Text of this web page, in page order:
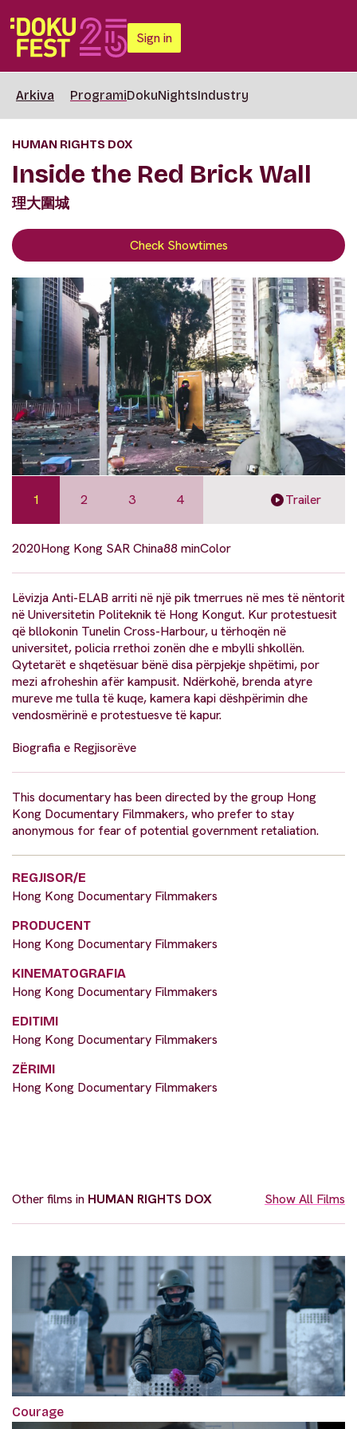
Sign in
Arkiva ProgramiDokuNightsIndustry
HUMAN RIGHTS DOX
Inside the Red Brick Wall
理大圍城
Check Showtimes
1 2 3 4 Trailer
2020Hong Kong SAR China88 minColor
Lëvizja Anti-ELAB arriti në një pik tmerrues në mes të nëntorit
në Universitetin Politeknik të Hong Kongut. Kur protestuesit
që bllokonin Tunelin Cross-Harbour, u tërhoqën në
universitet, policia rrethoi zonën dhe e mbylli shkollën.
Qytetarët e shqetësuar bënë disa përpjekje shpëtimi, por
mezi afroheshin afër kampusit. Ndërkohë, brenda atyre
mureve me tulla të kuqe, kamera kapi dëshpërimin dhe
vendosmërinë e protestuesve të kapur.
Biografia e Regjisorëve
This documentary has been directed by the group Hong
Kong Documentary Filmmakers, who prefer to stay
anonymous for fear of potential government retaliation.
REGJISOR/E
Hong Kong Documentary Filmmakers
PRODUCENT
Hong Kong Documentary Filmmakers
KINEMATOGRAFIA
Hong Kong Documentary Filmmakers
EDITIMI
Hong Kong Documentary Filmmakers
ZËRIMI
Hong Kong Documentary Filmmakers
Other films in HUMAN RIGHTS DOX Show All Films
Courage